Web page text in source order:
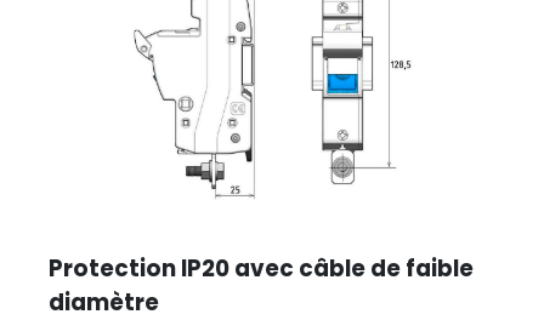
Protection IP20 avec câble de faible
diamètre